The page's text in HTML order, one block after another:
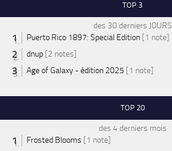
TOP 3
des 30 derniers JOURS
Puerto Rico 1897: Special Edition [1 note]
dnup [2 notes]
Age of Galaxy - édition 2025 [1 note]
TOP 20
des 4 derniers mois
Frosted Blooms [1 note]